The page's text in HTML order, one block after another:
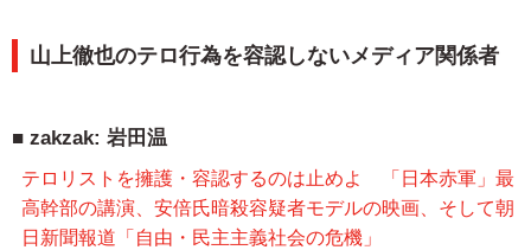
山上徹也のテロ行為を容認しないメディア関係者
zakzak: 岩田温
テロリストを擁護・容認するのは止めよ 「日本赤軍」最
高幹部の講演、安倍氏暗殺容疑者モデルの映画、そして朝
日新聞報道「自由・民主主義社会の危機」